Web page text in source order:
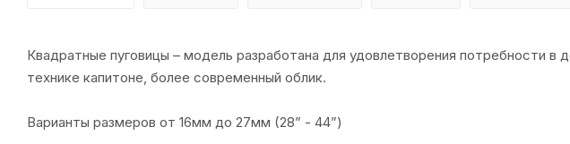
Квадратные пуговицы – модель разработана для удовлетворения потребности в
технике капитоне, более современный облик.
Варианты размеров от 16мм до 27мм (28” - 44”)